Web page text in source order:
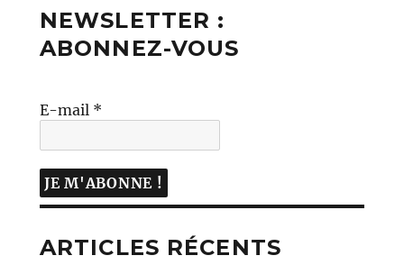
NEWSLETTER :
ABONNEZ-VOUS
E-mail *
ARTICLES RÉCENTS